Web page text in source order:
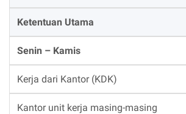
Ketentuan Utama
Senin – Kamis
Kerja dari Kantor (KDK)
Kantor unit kerja masing-masing